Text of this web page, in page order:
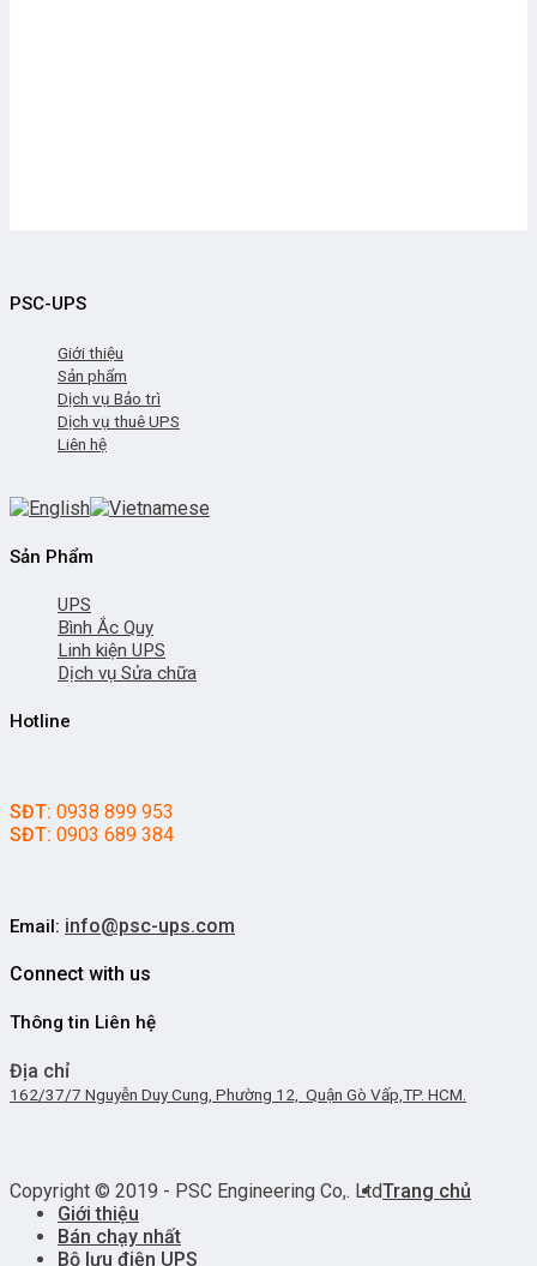
PSC-UPS
Giới thiệu
Sản phẩm
Dịch vụ Bảo trì
Dịch vụ thuê UPS
Liên hệ
Sản Phẩm
UPS
Bình Ắc Quy
Linh kiện UPS
Dịch vụ Sửa chữa
Hotline
SĐT: 0938 899 953
SĐT: 0903 689 384
Email: info@psc-ups.com
Connect with us
Thông tin Liên hệ
Địa chỉ
162/37/7 Nguyễn Duy Cung, Phường 12, Quận Gò Vấp,TP. HCM.
Copyright © 2019 - PSC Engineering Co,. LtdTrang chủ
Giới thiệu
Bán chạy nhất
Bộ lưu điện UPS